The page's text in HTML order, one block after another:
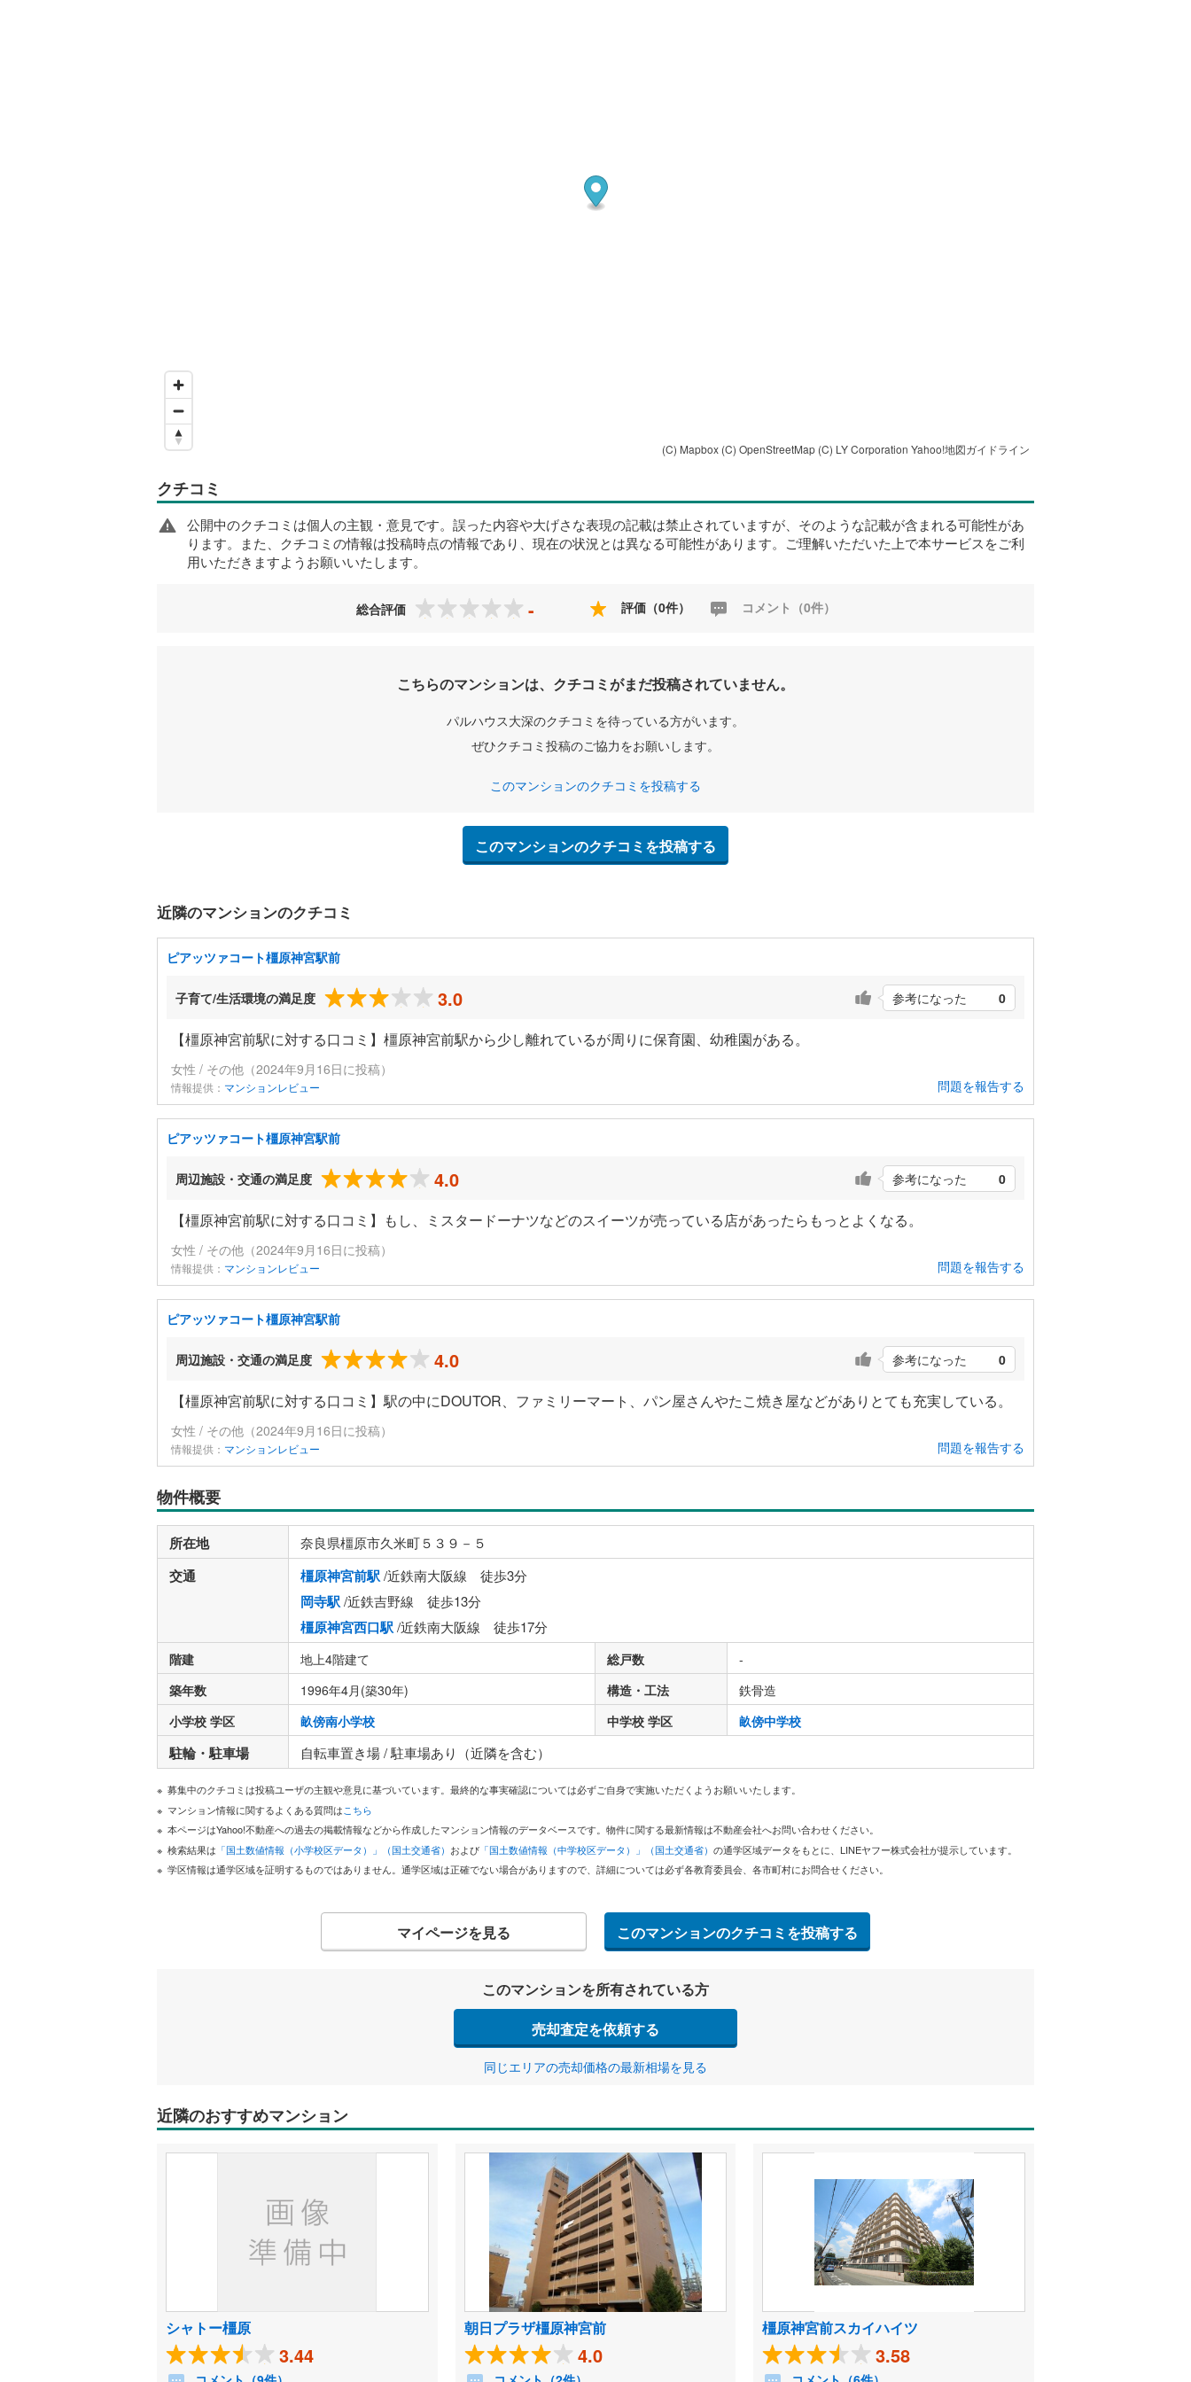
(C) Mapbox (C) OpenStreetMap (C) LY Corporation Yahoo!地図ガイドライン
クチコミ
公開中のクチコミは個人の主観・意見です。誤った内容や大げさな表現の記載は禁止されていますが、そのような記載が含まれる可能性があ
ります。また、クチコミの情報は投稿時点の情報であり、現在の状況とは異なる可能性があります。ご理解いただいた上で本サービスをご利
用いただきますようお願いいたします。
総合評価 - 評価（0件） コメント（0件）
こちらのマンションは、クチコミがまだ投稿されていません。
パルハウス大深のクチコミを待っている方がいます。
ぜひクチコミ投稿のご協力をお願いします。
このマンションのクチコミを投稿する
このマンションのクチコミを投稿する
近隣のマンションのクチコミ
ピアッツァコート橿原神宮駅前
子育て/生活環境の満足度 3.0 参考になった 0
【橿原神宮前駅に対する口コミ】橿原神宮前駅から少し離れているが周りに保育園、幼稚園がある。
女性 / その他（2024年9月16日に投稿）
情報提供： マンションレビュー 問題を報告する
ピアッツァコート橿原神宮駅前
周辺施設・交通の満足度 4.0 参考になった 0
【橿原神宮前駅に対する口コミ】もし、ミスタードーナツなどのスイーツが売っている店があったらもっとよくなる。
女性 / その他（2024年9月16日に投稿）
情報提供： マンションレビュー 問題を報告する
ピアッツァコート橿原神宮駅前
周辺施設・交通の満足度 4.0 参考になった 0
【橿原神宮前駅に対する口コミ】駅の中にDOUTOR、ファミリーマート、パン屋さんやたこ焼き屋などがありとても充実している。
女性 / その他（2024年9月16日に投稿）
情報提供： マンションレビュー 問題を報告する
物件概要
所在地 奈良県橿原市久米町５３９－５
交通 橿原神宮前駅/近鉄南大阪線 徒歩3分
岡寺駅/近鉄吉野線 徒歩13分
橿原神宮西口駅/近鉄南大阪線 徒歩17分
階建 地上4階建て 総戸数
-
築年数
1996年4月(築30年) 構造・工法
鉄骨造
小学校 学区
畝傍南小学校 中学校 学区 畝傍中学校
駐輪・駐車場 自転車置き場 / 駐車場あり（近隣を含む）
募集中のクチコミは投稿ユーザの主観や意見に基づいています。最終的な事実確認については必ずご自身で実施いただくようお願いいたします。
マンション情報に関するよくある質問はこちら
本ページはYahoo!不動産への過去の掲載情報などから作成したマンション情報のデータベースです。物件に関する最新情報は不動産会社へお問い合わせください。
検索結果は 「国土数値情報（小学校区データ）」（国土交通省） および 「国土数値情報（中学校区データ）」（国土交通省） の通学区域データをもとに、LINEヤフー株式会社が提示しています。
学区情報は通学区域を証明するものではありません。通学区域は正確でない場合がありますので、詳細については必ず各教育委員会、各市町村にお問合せください。
マイページを見る このマンションのクチコミを投稿する
このマンションを所有されている方
売却査定を依頼する
同じエリアの売却価格の最新相場を見る
近隣のおすすめマンション
シャトー橿原
3.44
朝日プラザ橿原神宮前
4.0
橿原神宮前スカイハイツ
3.58